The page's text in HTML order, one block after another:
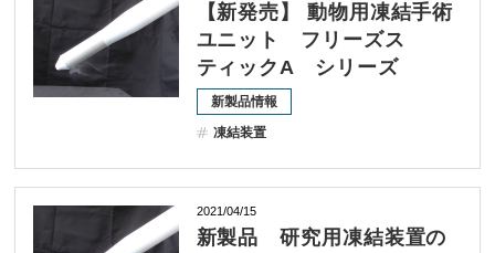
【新発売】 動物用凍結手術
ユニット フリーズス
ティックA シリーズ
新製品情報
凍結装置
2021/04/15
新製品 研究用凍結装置の